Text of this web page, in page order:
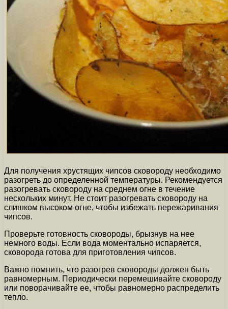
Для получения хрустящих чипсов сковороду необходимо
разогреть до определенной температуры. Рекомендуется
разогревать сковороду на среднем огне в течение
нескольких минут. Не стоит разогревать сковороду на
слишком высоком огне, чтобы избежать пережаривания
чипсов.
Проверьте готовность сковороды, брызнув на нее
немного воды. Если вода моментально испаряется,
сковорода готова для приготовления чипсов.
Важно помнить, что разогрев сковороды должен быть
равномерным. Периодически перемешивайте сковороду
или поворачивайте ее, чтобы равномерно распределить
тепло.